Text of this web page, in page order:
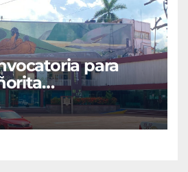
para
Patria y